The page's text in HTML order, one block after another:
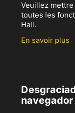
Veuillez
toutes les
Hall.
En savoir plus